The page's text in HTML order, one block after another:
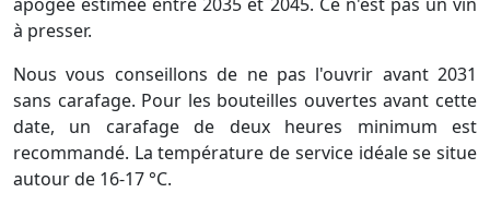
à presser.
Nous vous conseillons de ne pas l'ouvrir avant 2031
sans carafage. Pour les bouteilles ouvertes avant cette
date, un carafage de deux heures minimum est
recommandé. La température de service idéale se situe
autour de 16-17 °C.